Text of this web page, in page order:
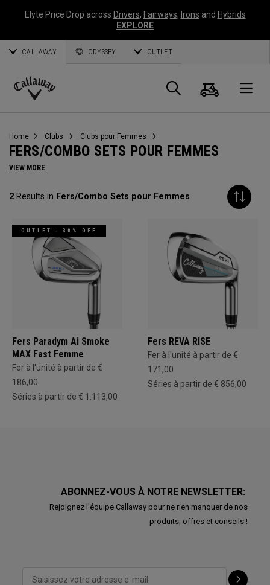
Elyte Price Drop across Drivers, Fairways, Irons and Hybrids
EXPLORE
CALLAWAY ODYSSEY OUTLET
Callaway
Panier
Home Clubs Clubs pour Femmes
FERS/COMBO SETS POUR FEMMES
VIEW MORE
2 Results in Fers/Combo Sets pour Femmes
OUTLET - 30% OFF
Fers Paradym Ai Smoke
MAX Fast Femme
Fer à l'unité à partir de €
186,00
Séries à partir de € 1.113,00
Fers REVA RISE
Fer à l'unité à partir de €
171,00
Séries à partir de € 856,00
ABONNEZ-VOUS À NOTRE NEWSLETTER:
Rejoignez l'équipe Callaway pour ne rien manquer de nos
produits, offres et conseils !